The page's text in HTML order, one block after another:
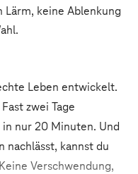
keine Ablenkung
Leben entwickelt.
zwei Tage
nur 20 Minuten. Und
nachlässt, kannst du
Verschwendung,